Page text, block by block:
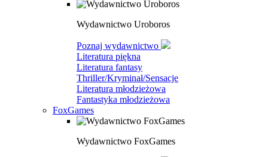
Wydawnictwo Uroboros
Poznaj wydawnictwo
Literatura piękna
Literatura fantasy
Thriller/Kryminał/Sensacje
Literatura młodzieżowa
Fantastyka młodzieżowa
FoxGames
Wydawnictwo FoxGames